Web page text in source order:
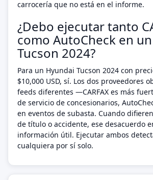
carrocería que no está en el informe.
¿Debo ejecutar tanto
como AutoCheck en
Tucson 2024?
Para un Hyundai Tucson 2024 con
$10,000 USD, sí. Los dos proveedores
feeds diferentes —CARFAX es más
de servicio de concesionarios,
en eventos de subasta. Cuando
de título o accidente, ese desacuerdo
información útil. Ejecutar ambos
cualquiera por sí solo.